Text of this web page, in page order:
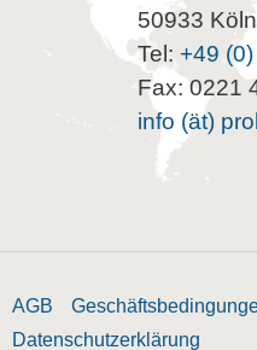
50933 Köln
Tel: +49
Fax: 0221
info (ät)
AGB
Datenschutzerklärung